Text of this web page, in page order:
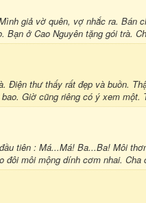
giả vờ quên, vợ nhắc ra. Bán
Bạn ở Cao Nguyên tặng gói trà.
Điện thư thấy rất đẹp và buồn.
Giờ cũng riêng có ý xem một.
tiên : Má...Má! Ba...Ba! Môi
đôi môi mộng dính cơm nhai.